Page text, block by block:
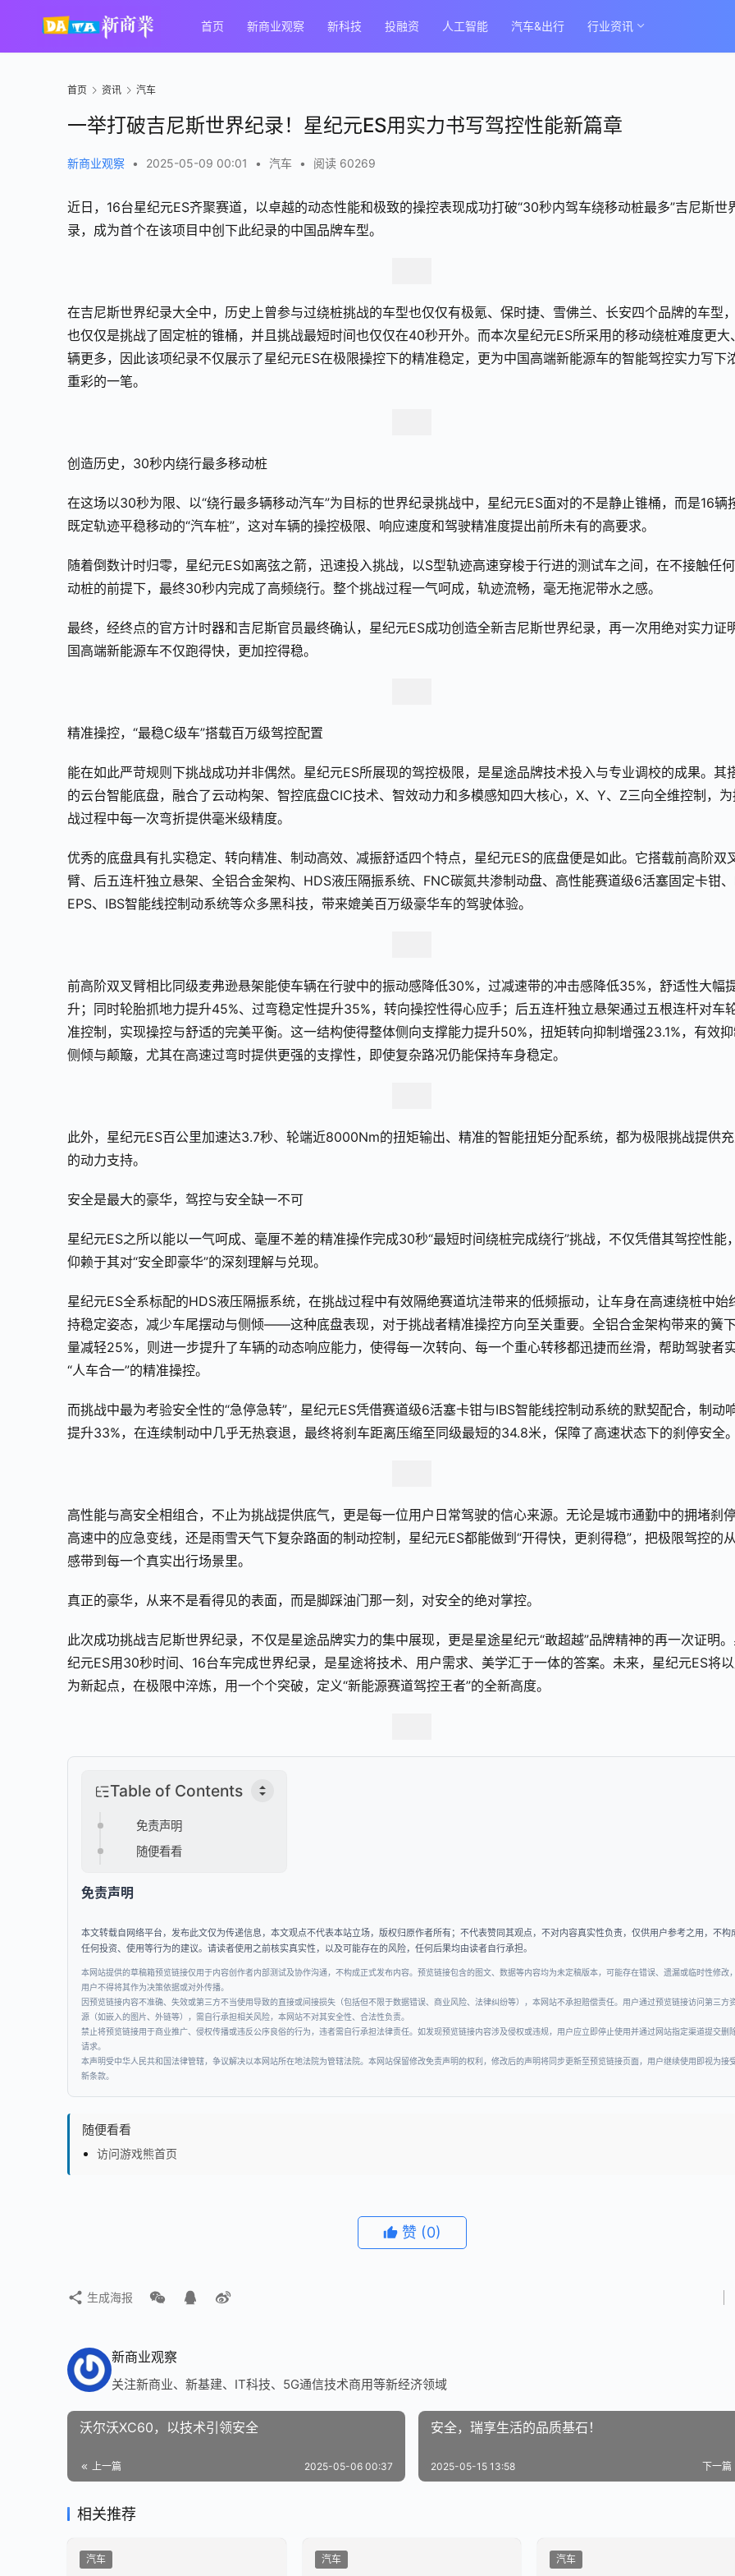
首页 新商业观察 新科技 投融资 人工智能 汽车&出行 行业资讯
首页 资讯 汽车
一举打破吉尼斯世界纪录！星纪元ES用实力书写驾控性能新篇章
新商业观察 • 2025-05-09 00:01 • 汽车 • 阅读 60269
近日，16台星纪元ES齐聚赛道，以卓越的动态性能和极致的操控表现成功打破“30秒内驾车绕移动桩最多”吉尼斯世
录，成为首个在该项目中创下此纪录的中国品牌车型。
在吉尼斯世界纪录大全中，历史上曾参与过绕桩挑战的车型也仅仅有极氪、保时捷、雪佛兰、长安四个品牌的车型
也仅仅是挑战了固定桩的锥桶，并且挑战最短时间也仅仅在40秒开外。而本次星纪元ES所采用的移动绕桩难度更大
辆更多，因此该项纪录不仅展示了星纪元ES在极限操控下的精准稳定，更为中国高端新能源车的智能驾控实力写下
重彩的一笔。
创造历史，30秒内绕行最多移动桩
在这场以30秒为限、以“绕行最多辆移动汽车”为目标的世界纪录挑战中，星纪元ES面对的不是静止锥桶，而是16辆
既定轨迹平稳移动的“汽车桩”，这对车辆的操控极限、响应速度和驾驶精准度提出前所未有的高要求。
随着倒数计时归零，星纪元ES如离弦之箭，迅速投入挑战，以S型轨迹高速穿梭于行进的测试车之间，在不接触任
动桩的前提下，最终30秒内完成了高频绕行。整个挑战过程一气呵成，轨迹流畅，毫无拖泥带水之感。
最终，经终点的官方计时器和吉尼斯官员最终确认，星纪元ES成功创造全新吉尼斯世界纪录，再一次用绝对实力证
国高端新能源车不仅跑得快，更加控得稳。
精准操控，“最稳C级车”搭载百万级驾控配置
能在如此严苛规则下挑战成功并非偶然。星纪元ES所展现的驾控极限，是星途品牌技术投入与专业调校的成果。其
的云台智能底盘，融合了云动构架、智控底盘CIC技术、智效动力和多模感知四大核心，X、Y、Z三向全维控制，
战过程中每一次弯折提供毫米级精度。
优秀的底盘具有扎实稳定、转向精准、制动高效、减振舒适四个特点，星纪元ES的底盘便是如此。它搭载前高阶双
臂、后五连杆独立悬架、全铝合金架构、HDS液压隔振系统、FNC碳氮共渗制动盘、高性能赛道级6活塞固定卡钳
EPS、IBS智能线控制动系统等众多黑科技，带来媲美百万级豪华车的驾驶体验。
前高阶双叉臂相比同级麦弗逊悬架能使车辆在行驶中的振动感降低30%，过减速带的冲击感降低35%，舒适性大幅
升；同时轮胎抓地力提升45%、过弯稳定性提升35%，转向操控性得心应手；后五连杆独立悬架通过五根连杆对车
准控制，实现操控与舒适的完美平衡。这一结构使得整体侧向支撑能力提升50%，扭矩转向抑制增强23.1%，有效抑
侧倾与颠簸，尤其在高速过弯时提供更强的支撑性，即使复杂路况仍能保持车身稳定。
此外，星纪元ES百公里加速达3.7秒、轮端近8000Nm的扭矩输出、精准的智能扭矩分配系统，都为极限挑战提供
的动力支持。
安全是最大的豪华，驾控与安全缺一不可
星纪元ES之所以能以一气呵成、毫厘不差的精准操作完成30秒“最短时间绕桩完成绕行”挑战，不仅凭借其驾控性能
仰赖于其对“安全即豪华”的深刻理解与兑现。
星纪元ES全系标配的HDS液压隔振系统，在挑战过程中有效隔绝赛道坑洼带来的低频振动，让车身在高速绕桩中始
持稳定姿态，减少车尾摆动与侧倾——这种底盘表现，对于挑战者精准操控方向至关重要。全铝合金架构带来的簧
量减轻25%，则进一步提升了车辆的动态响应能力，使得每一次转向、每一个重心转移都迅捷而丝滑，帮助驾驶者
“人车合一”的精准操控。
而挑战中最为考验安全性的“急停急转”，星纪元ES凭借赛道级6活塞卡钳与IBS智能线控制动系统的默契配合，制动
提升33%，在连续制动中几乎无热衰退，最终将刹车距离压缩至同级最短的34.8米，保障了高速状态下的刹停安全。
高性能与高安全相组合，不止为挑战提供底气，更是每一位用户日常驾驶的信心来源。无论是城市通勤中的拥堵刹停
高速中的应急变线，还是雨雪天气下复杂路面的制动控制，星纪元ES都能做到“开得快，更刹得稳”，把极限驾控的
感带到每一个真实出行场景里。
真正的豪华，从来不是看得见的表面，而是脚踩油门那一刻，对安全的绝对掌控。
此次成功挑战吉尼斯世界纪录，不仅是星途品牌实力的集中展现，更是星途星纪元“敢超越”品牌精神的再一次证明。
纪元ES用30秒时间、16台车完成世界纪录，是星途将技术、用户需求、美学汇于一体的答案。未来，星纪元ES将
为新起点，在极限中淬炼，用一个个突破，定义“新能源赛道驾控王者”的全新高度。
Table of Contents
免责声明
随便看看
免责声明
本文转载自网络平台，发布此文仅为传递信息，本文观点不代表本站立场，版权归原作者所有；不代表赞同其观点，不对内容真实性负责，仅供用户参考之用，不构
任何投资、使用等行为的建议。请读者使用之前核实真实性，以及可能存在的风险，任何后果均由读者自行承担。
本网站提供的草稿箱预览链接仅用于内容创作者内部测试及协作沟通，不构成正式发布内容。预览链接包含的图文、数据等内容均为未定稿版本，可能存在错误、遗漏或临时性修改，
用户不得将其作为决策依据或对外传播。
因预览链接内容不准确、失效或第三方不当使用导致的直接或间接损失（包括但不限于数据错误、商业风险、法律纠纷等），本网站不承担赔偿责任。用户通过预览链接访问第三方
源（如嵌入的图片、外链等），需自行承担相关风险，本网站不对其安全性、合法性负责。
禁止将预览链接用于商业推广、侵权传播或违反公序良俗的行为，违者需自行承担法律责任。如发现预览链接内容涉及侵权或违规，用户应立即停止使用并通过网站指定渠道提交删
请求。
本声明受中华人民共和国法律管辖，争议解决以本网站所在地法院为管辖法院。本网站保留修改免责声明的权利，修改后的声明将同步更新至预览链接页面，用户继续使用即视为接
新条款。
随便看看
访问游戏熊首页
赞 (0)
生成海报
新商业观察
关注新商业、新基建、IT科技、5G通信技术商用等新经济领域
沃尔沃XC60，以技术引领安全
上一篇 2025-05-06 00:37
安全，瑞享生活的品质基石！
下一篇
2025-05-15 13:58
相关推荐
汽车 汽车 汽车